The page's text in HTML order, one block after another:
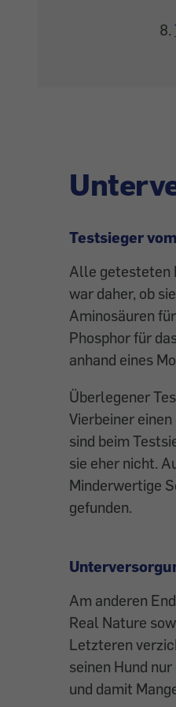
Testsieger
Alle getesteten
war daher, ob
Aminosäuren
Phosphor für
anhand eines
Überlegener
Vierbeiner
sind beim
sie eher nicht.
Minderwertige
gefunden.
Am anderen
Real Nature
Letzteren
seinen Hund
und damit